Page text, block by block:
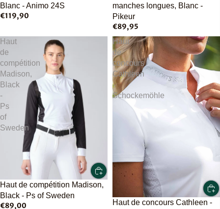
Blanc - Animo 24S
€119,90
manches longues, Blanc -
Pikeur
€89,95
Haut
de
compétition
Madison,
Black
-
Ps
of
Sweden
Haut de compétition Madison,
Black - Ps of Sweden
€89,00
Haut
de
concours
Cathleen
-
Schockemöhle
Haut de concours Cathleen -